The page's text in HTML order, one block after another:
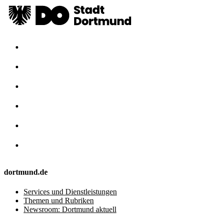
dortmund.de
Services und Dienstleistungen
Themen und Rubriken
Newsroom: Dortmund aktuell